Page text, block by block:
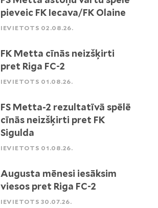
pieveic FK Iecava/FK Olaine
IEVIETOTS 02.08.26.
FK Metta cīnās neizšķirti
pret Riga FC-2
IEVIETOTS 01.08.26.
FS Metta-2 rezultatīvā spēlē
cīnās neizšķirti pret FK
Sigulda
IEVIETOTS 01.08.26.
Augusta mēnesi iesāksim
viesos pret Riga FC-2
IEVIETOTS 30.07.26.